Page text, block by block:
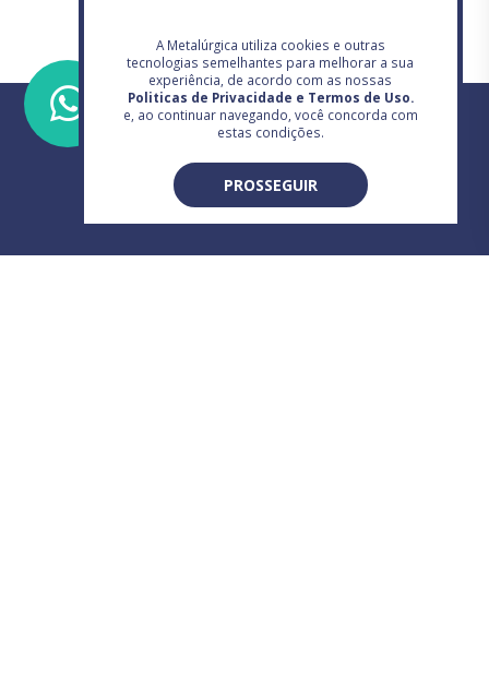
A Metalúrgica utiliza cookies e outras
tecnologias semelhantes para melhorar a sua
experiência, de acordo com as nossas
Politicas de Privacidade e Termos de Uso.
e, ao continuar navegando, você concorda com
estas condições.
PROSSEGUIR